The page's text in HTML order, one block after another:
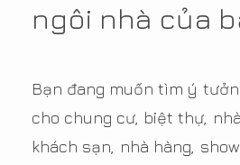
ngôi nhà của
Bạn đang muốn tìm ý
cho chung cư, biệt thự,
khách sạn, nhà hàng,